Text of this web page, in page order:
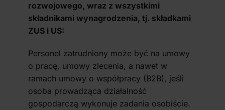
rozwojowego, wraz z wszystkimi
składnikami wynagrodzenia, tj. składkami
ZUS i US:
Personel zatrudniony może być na umowy
o pracę, umowy zlecenia, a nawet w
ramach umowy o współpracy (B2B), jeśli
osoba prowadząca działalność
gospodarczą wykonuje zadania osobiście.